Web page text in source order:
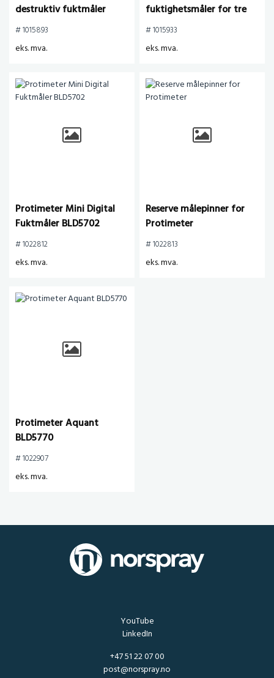
destruktiv fuktmåler
# 1015893
eks. mva.
fuktighetsmåler for tre
# 1015933
eks. mva.
Protimeter Mini Digital
Fuktmåler BLD5702
# 1022812
eks. mva.
Reserve målepinner for
Protimeter
# 1022813
eks. mva.
Protimeter Aquant
BLD5770
# 1022907
eks. mva.
YouTube
LinkedIn
+47 51 22 07 00
post@norspray.no